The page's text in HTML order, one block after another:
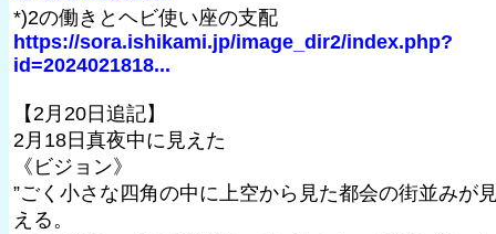
*)2の働きとヘビ使い座の支配
https://sora.ishikami.jp/image_dir2/index.php?
id=2024021818...
【2月20日追記】
2月18日真夜中に見えた
《ビジョン》
”ごく小さな四角の中に上空から見た都会の街並みが
える。